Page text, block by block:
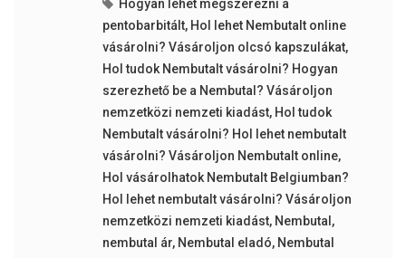
Hogyan lehet megszerezni a
pentobarbitált, Hol lehet Nembutalt online
vásárolni? Vásároljon olcsó kapszulákat,
Hol tudok Nembutalt vásárolni? Hogyan
szerezhető be a Nembutal? Vásároljon
nemzetközi nemzeti kiadást, Hol tudok
Nembutalt vásárolni? Hol lehet nembutalt
vásárolni? Vásároljon Nembutalt online,
Hol vásárolhatok Nembutalt Belgiumban?
Hol lehet nembutalt vásárolni? Vásároljon
nemzetközi nemzeti kiadást, Nembutal ,
nembutal ár, Nembutal eladó, Nembutal